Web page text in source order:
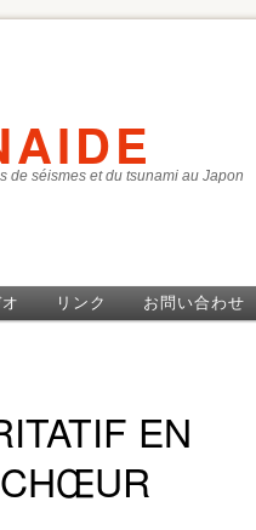
de séismes et du tsunami au Japon
リンク お問い合わせ
EN
CHŒUR